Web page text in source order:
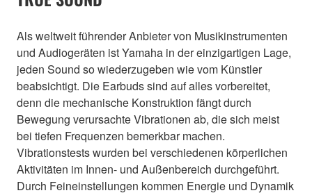
Als weltweit führender Anbieter von Musikinstrumenten
und Audiogeräten ist Yamaha in der einzigartigen Lage,
jeden Sound so wiederzugeben wie vom Künstler
beabsichtigt. Die Earbuds sind auf alles vorbereitet,
denn die mechanische Konstruktion fängt durch
Bewegung verursachte Vibrationen ab, die sich meist
bei tiefen Frequenzen bemerkbar machen.
Vibrationstests wurden bei verschiedenen körperlichen
Aktivitäten im Innen- und Außenbereich durchgeführt.
Durch Feineinstellungen kommen Energie und Dynamik